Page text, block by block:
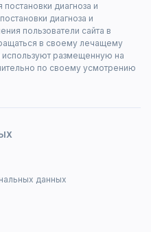
диагноза и
диагноза и
пользователи сайта в
в своему лечащему
используют размещенную на
по своему усмотрению
данных